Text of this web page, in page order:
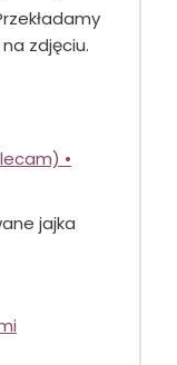
zdjęciu.
•
jajka